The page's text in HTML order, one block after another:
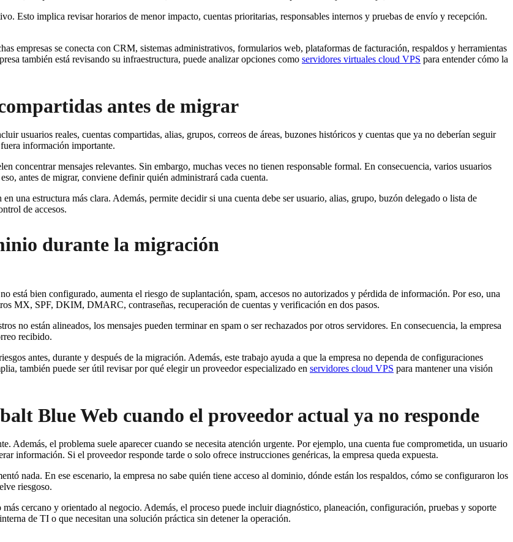
Esto implica revisar horarios de menor impacto, cuentas prioritarias, responsables internos y pruebas de envío y recepción.
empresas se conecta con CRM, sistemas administrativos, formularios web, plataformas de facturación, respaldos y herramientas
también está revisando su infraestructura, puede analizar opciones como servidores virtuales cloud VPS para entender cómo la
antes de migrar
usuarios reales, cuentas compartidas, alias, grupos, correos de áreas, buzones históricos y cuentas que ya no deberían seguir
información importante.
concentrar mensajes relevantes. Sin embargo, muchas veces no tienen responsable formal. En consecuencia, varios usuarios
antes de migrar, conviene definir quién administrará cada cuenta.
una estructura más clara. Además, permite decidir si una cuenta debe ser usuario, alias, grupo, buzón delegado o lista de
de accesos.
durante la migración
está bien configurado, aumenta el riesgo de suplantación, spam, accesos no autorizados y pérdida de información. Por eso, una
MX, SPF, DKIM, DMARC, contraseñas, recuperación de cuentas y verificación en dos pasos.
no están alineados, los mensajes pueden terminar en spam o ser rechazados por otros servidores. En consecuencia, la empresa
recibido.
antes, durante y después de la migración. Además, este trabajo ayuda a que la empresa no dependa de configuraciones
también puede ser útil revisar por qué elegir un proveedor especializado en servidores cloud VPS para mantener una visión
Blue Web cuando el proveedor actual ya no responde
Además, el problema suele aparecer cuando se necesita atención urgente. Por ejemplo, una cuenta fue comprometida, un usuario
información. Si el proveedor responde tarde o solo ofrece instrucciones genéricas, la empresa queda expuesta.
nada. En ese escenario, la empresa no sabe quién tiene acceso al dominio, dónde están los respaldos, cómo se configuraron los
riesgoso.
cercano y orientado al negocio. Además, el proceso puede incluir diagnóstico, planeación, configuración, pruebas y soporte
de TI o que necesitan una solución práctica sin detener la operación.